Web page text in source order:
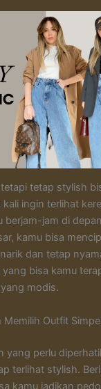
tetap stylish
ingin terlihat
berjam-jam di
kamu bisa
dan tetap
bisa kamu
modis.
Memilih Outfit
yang perlu
terlihat stylish.
kamu jadikan